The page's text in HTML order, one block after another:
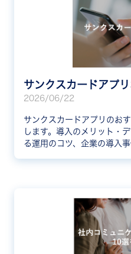
2026/06/22
サンクスカードアプリのお
します。導入のメリット・
る運用のコツ、企業の導入